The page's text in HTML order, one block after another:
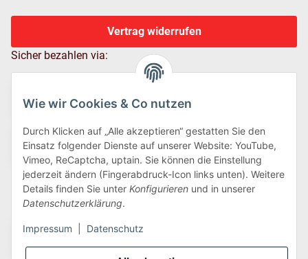
Wie wir Cookies & Co nutzen
Durch Klicken auf „Alle akzeptieren“ gestatten Sie den
Einsatz folgender Dienste auf unserer Website: YouTube,
Vimeo, ReCaptcha, uptain. Sie können die Einstellung
jederzeit ändern (Fingerabdruck-Icon links unten). Weitere
Details finden Sie unter Konfigurieren und in unserer
Datenschutzerklärung.
Impressum Datenschutz
Vertrag widerrufen
Sicher bezahlen via:
Wir versenden via: